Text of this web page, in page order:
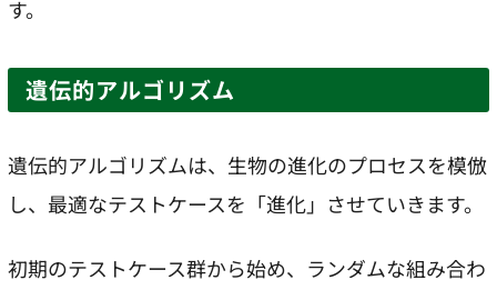
す。
遺伝的アルゴリズム
遺伝的アルゴリズムは、生物の進化のプロセスを模倣
し、最適なテストケースを「進化」させていきます。
初期のテストケース群から始め、ランダムな組み合わ